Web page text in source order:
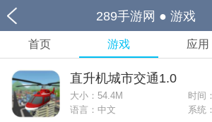
289手游网 ● 游戏
首页 游戏 应用
直升机城市交通1.0
大小： 54.4M
时间
语言：中文
系统